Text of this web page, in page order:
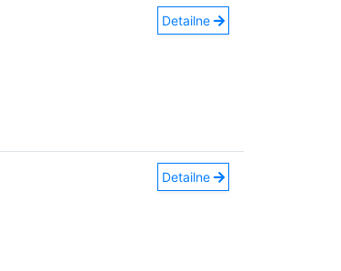
Detailne
Detailne